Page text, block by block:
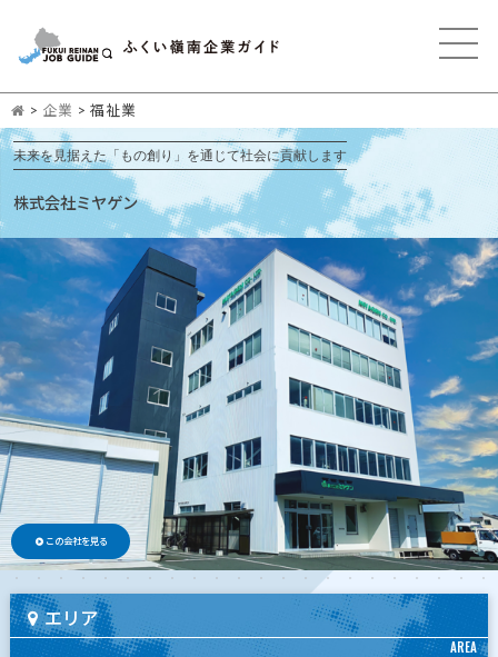
> 企業 > 福祉業
未来を見据えた「もの創り」を通じて社会に貢献します
株式会社ミヤゲン
この会社を見る
エリア
AREA